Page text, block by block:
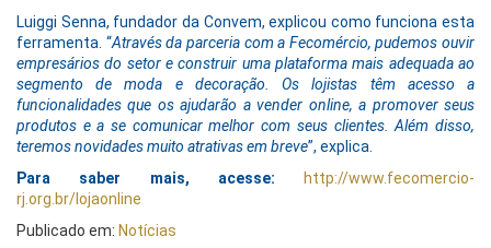
Luiggi Senna, fundador da Convem, explicou como funciona esta
ferramenta. “Através da parceria com a Fecomércio, pudemos ouvir
empresários do setor e construir uma plataforma mais adequada ao
segmento de moda e decoração. Os lojistas têm acesso a
funcionalidades que os ajudarão a vender online, a promover seus
produtos e a se comunicar melhor com seus clientes. Além disso,
teremos novidades muito atrativas em breve”, explica.
Para saber mais, acesse:
http://www.fecomercio-
rj.org.br/lojaonline
Publicado em: Notícias